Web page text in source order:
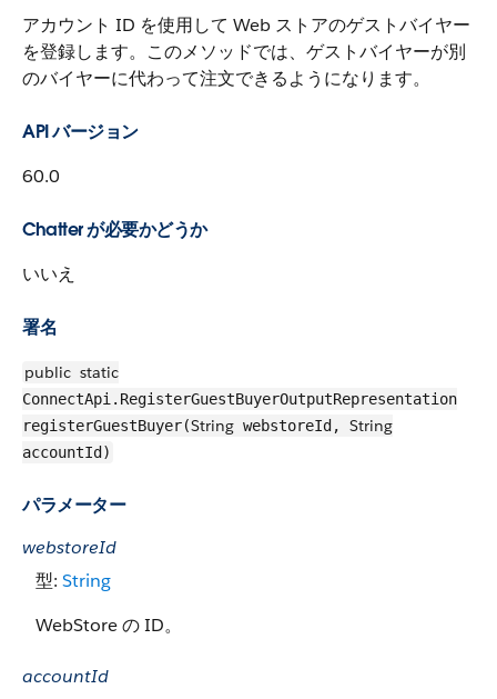
アカウント ID を使用して Web ストアのゲストバイヤー
を登録します。このメソッドでは、ゲストバイヤーが別
のバイヤーに代わって注文できるようになります。
API バージョン
60.0
Chatter が必要かどうか
いいえ
署名
public static
ConnectApi.RegisterGuestBuyerOutputRepresentation
registerGuestBuyer(String webstoreId, String
accountId)
パラメーター
webstoreId
型: String
WebStore の ID。
accountId